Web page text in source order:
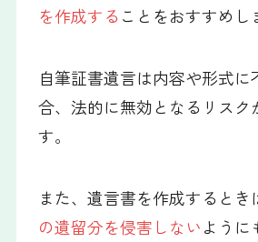
を作成する ことをおすすめし
自筆証書遺言は内容や形式に
合、法的に無効となるリスク
す。
また、遺言書を作成するとき
の遺留分を侵害しないように